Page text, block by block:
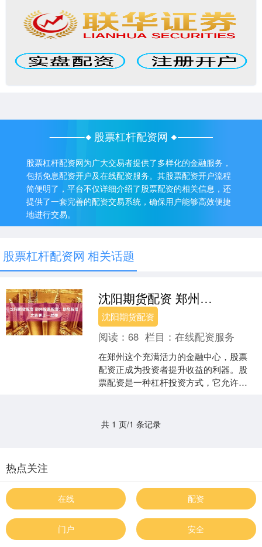
股票杠杆配资网
股票杠杆配资网为广大交易者提供了多样化的金融服务，
包括免息配资开户及在线配资服务。其股票配资开户流程
简便明了，平台不仅详细介绍了股票配资的相关信息，还
提供了一套完善的配资交易系统，确保用户能够高效便捷
地进行交易。
股票杠杆配资网 相关话题
沈阳期货配资 郑州股票配资：助您投资之路更上一层楼
沈阳期货配资
阅读：68 栏目：在线配资服务
在郑州这个充满活力的金融中心，股票
配资正成为投资者提升收益的利器。股
票配资是一种杠杆投资方式，它允许投
共 1 页/1 条记录
热点关注
在线 配资
门户 安全